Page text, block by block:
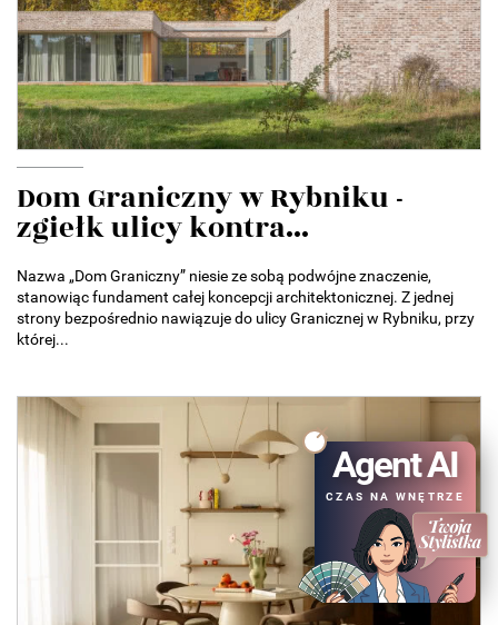
Dom Graniczny w Rybniku -
zgiełk ulicy kontra...
Nazwa „Dom Graniczny” niesie ze sobą podwójne znaczenie,
stanowiąc fundament całej koncepcji architektonicznej. Z jednej
strony bezpośrednio nawiązuje do ulicy Granicznej w Rybniku, przy
której...
Agent AI
CZAS NA WNĘTRZE